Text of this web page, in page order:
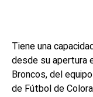
Tiene una
desde su apertura
Broncos, del
de Fútbol de